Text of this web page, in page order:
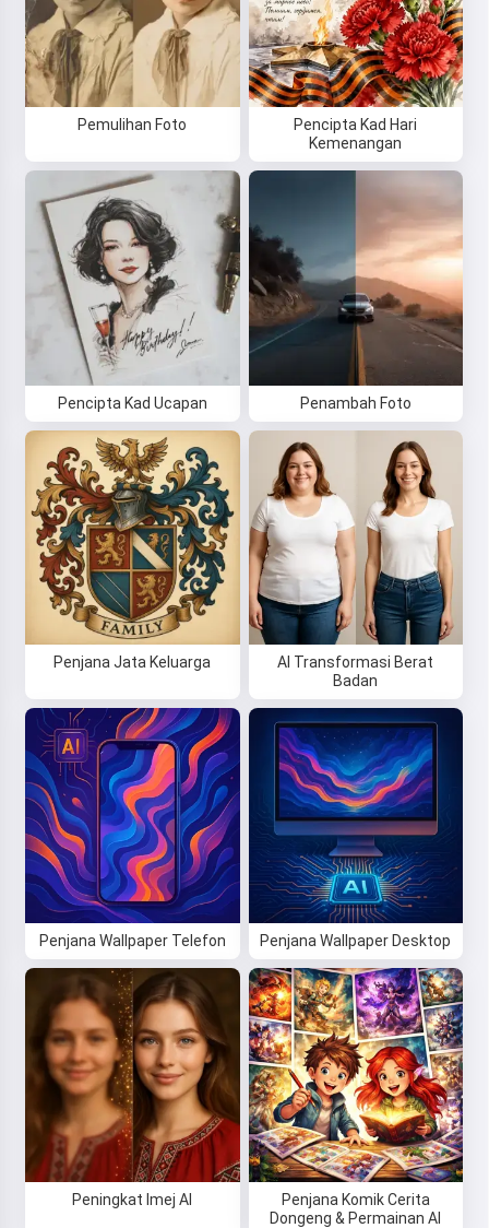
Pemulihan Foto
Pencipta Kad Hari
Kemenangan
Pencipta Kad Ucapan Penambah Foto
Penjana Jata Keluarga
AI Transformasi Berat
Badan
Penjana Wallpaper Telefon Penjana Wallpaper Desktop
Peningkat Imej AI
Penjana Komik Cerita
Dongeng & Permainan AI